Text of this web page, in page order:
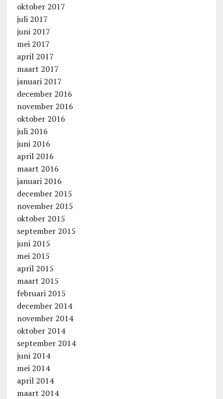
oktober 2017
juli 2017
juni 2017
mei 2017
april 2017
maart 2017
januari 2017
december 2016
november 2016
oktober 2016
juli 2016
juni 2016
april 2016
maart 2016
januari 2016
december 2015
november 2015
oktober 2015
september 2015
juni 2015
mei 2015
april 2015
maart 2015
februari 2015
december 2014
november 2014
oktober 2014
september 2014
juni 2014
mei 2014
april 2014
maart 2014